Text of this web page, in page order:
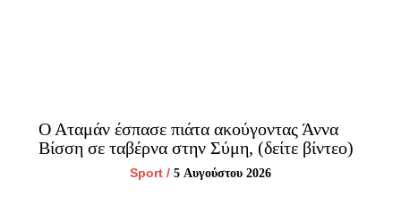
Ο Αταμάν έσπασε πιάτα ακούγοντας Άννα
Βίσση σε ταβέρνα στην Σύμη, (δείτε βίντεο)
Sport / 5 Αυγούστου 2026